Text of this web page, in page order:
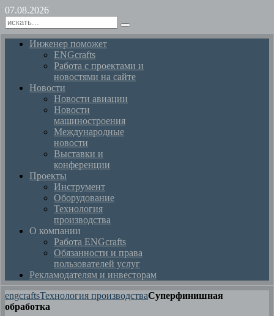
07.08.2026
Инженер поможет
ENGcrafts
Работа с проектами и
новостями на сайте
Новости
Новости авиации
Новости
машиностроения
Международные
новости
Выставки и
конференции
Проекты
Инструмент
Оборудование
Технология
производства
О компании
Работа ENGcrafts
Обязанности и права
пользователей услуг
Рекламодателям и инвесторам
engcraftsТехнология производстваСуперфинишная
обработка